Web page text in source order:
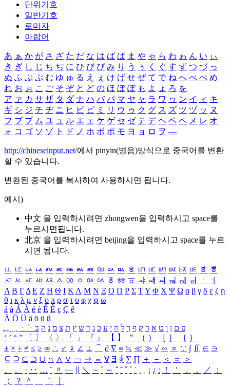
단위기호
일반기호
로마자
아랍어
あ ぁ か が さ ざ た だ な は ば ぱ ま や ゃ ら わ ゎ ん い ぃ
き ぎ し じ ち ぢ に ひ び ぴ み り う ぅ く ぐ す ず つ づ っ
ぬ ふ ぶ ぷ む ゆ ゅ る え ぇ け げ せ ぜ て で ね へ べ ぺ め
れ お ぉ こ ご そ ぞ と ど の ほ ぼ ぽ も よ ょ ろ を
ア ァ カ サ ザ タ ダ ナ ハ バ パ マ ヤ ャ ラ ワ ヮ ン イ ィ キ
ギ シ ジ チ ヂ ニ ヒ ビ ピ ミ リ ウ ゥ ク グ ス ズ ツ ヅ ッ ヌ
フ ブ プ ム ユ ュ ル エ ェ ケ ゲ セ ゼ テ デ ヘ ベ ペ メ レ オ
ォ コ ゴ ソ ゾ ト ド ノ ホ ボ ポ モ ヨ ョ ロ ヲ ―
http://chineseinput.net/에서 pinyin(병음)방식으로 중국어를 변환
할 수 있습니다.
변환된 중국어를 복사하여 사용하시면 됩니다.
예시)
中文 을 입력하시려면 zhongwen을 입력하시고 space를
누르시면됩니다.
北京 을 입력하시려면 beijing을 입력하시고 space를 누르
시면 됩니다.
ㅥ ㅦ ㅧ ㅨ ㅩ ㅪ ㅫ ㅬ ㅭ ㅮ ㅯ ㅰ ㅱ ㅲ ㅳ ㅴ ㅵ ㅶ ㅷ ㅸ
ㅹ
ㅺ ㅻ ㅼ ㅽ ㅾ ㅿ ㆀ ㆁ ㆂ ㆃ ㆄ ㆅ ㆆ ㆇ ㆈ ㆉ ㆊ ㆋ ㆌ ㆍ
ㆎ
Α Β ΓΔ Ε Ζ Η Θ Ι ΚΛ Μ Ν Ξ Ο Π Ρ Σ ΤΥ Φ Χ Ψ Ω α β γ δ ε ζ η
θ ι κ λ μ ν ξ ο π ρ σ τ υ φ χ ψ ω
á à Á À é è É È ç Ç ê
Ä Ö Ü ä ö ü ß
ִֶֹ ֻּ ׁׂ פ ם ן ו ט א ר ק ף ך ל ח י ע כ ג ד ש ץ ת צ מ נ ה ב
‘ ’ “ ” 〔 〕 〈 〉 「 」 『 』 【 】 ＂ （ ） ［ ］ ｛ ｝
± × ÷ ≠ ≤ ≥ ∞ ∴ ♂ ♀ ∠ ⊥ ⌒ ∂ ∇ ≡ ≒ ≪ ≫ √ ∽ ∝ ∵ ∫ ∬ ∈ ∋
⊆ ⊇ ⊂ ⊃ ∪ ∩ ∧ ∨ ￢ ⇒ ⇔ ∀ ∃ ∮ ∑ ∏ ＋ － ＜ ＝
＞
、
。 · ‥ … ¨ 〃 ― ＼ ∼ ´ ～ ˇ ˘ ˝ ˚ ˙ ¸ ¡ ¿ ː ！ ＇ ， ． ／
：
；
？ ＾ ｀